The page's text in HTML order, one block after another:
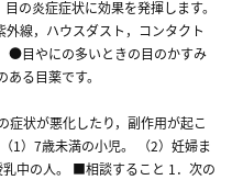
の炎症症状に効果を発揮します。
線，ハウスダスト，コンタクト
●目やにの多いときの目のかすみ
る目薬です。
状が悪化したり，副作用が起こ
1）7歳未満の小児。 （2）妊婦ま
中の人。 ■相談すること 1．次の